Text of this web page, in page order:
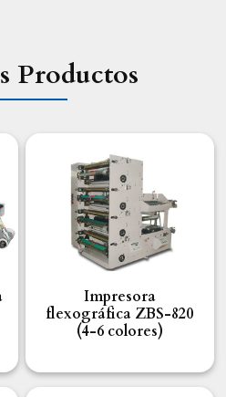
Productos
Impresora
flexográfica ZBS-820
(4-6 colores)